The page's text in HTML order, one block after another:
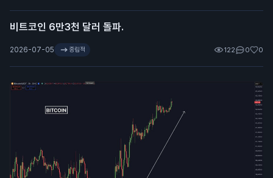
비트코인 6만3천 달러 돌파.
2026-07-05 중립적 122 0 0